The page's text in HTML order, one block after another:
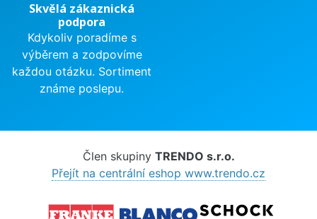
Skvělá zákaznická
podpora
Kdykoliv poradíme s
výběrem a zodpovíme
každou otázku. Sortiment
známe poslepu.
Člen skupiny TRENDO s.r.o.
Přejít na centrální eshop www.trendo.cz